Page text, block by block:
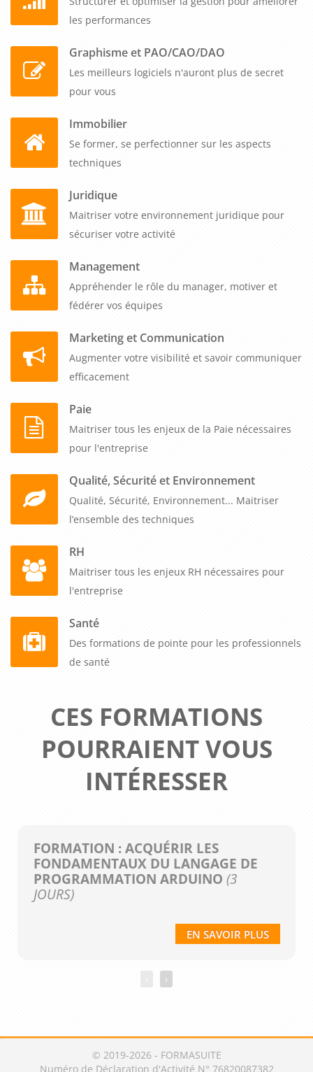
les performances
Graphisme et PAO/CAO/DAO
Les meilleurs logiciels n'auront plus de secret
pour vous
Immobilier
Se former, se perfectionner sur les aspects
techniques
Juridique
Maitriser votre environnement juridique pour
sécuriser votre activité
Management
Appréhender le rôle du manager, motiver et
fédérer vos équipes
Marketing et Communication
Augmenter votre visibilité et savoir communiquer
efficacement
Paie
Maitriser tous les enjeux de la Paie nécessaires
pour l'entreprise
Qualité, Sécurité et Environnement
Qualité, Sécurité, Environnement... Maitriser
l’ensemble des techniques
RH
Maitriser tous les enjeux RH nécessaires pour
l'entreprise
Santé
Des formations de pointe pour les professionnels
de santé
CES FORMATIONS
POURRAIENT VOUS
INTÉRESSER
FORMATION : ACQUÉRIR LES
FONDAMENTAUX DU LANGAGE DE
PROGRAMMATION ARDUINO (3
JOURS)
EN SAVOIR PLUS
›
© 2019-2026 - FORMASUITE
Numéro de Déclaration d'Activité N° 76820087382